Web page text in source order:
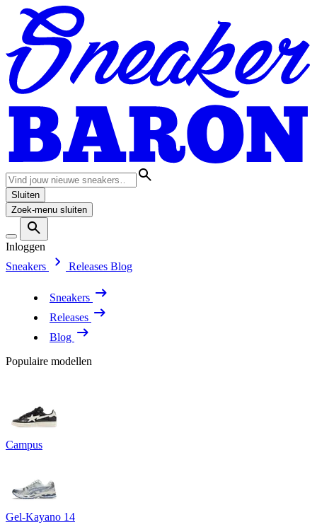
Sluiten
Zoek-menu sluiten
Inloggen
Sneakers
Releases Blog
Sneakers
Releases
Blog
Populaire modellen
Campus
Gel-Kayano 14